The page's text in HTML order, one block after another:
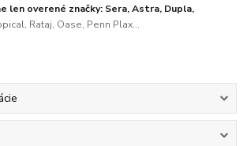
len overené značky: Sera, Astra, Dupla,
Rataj, Oase, Penn Plax...